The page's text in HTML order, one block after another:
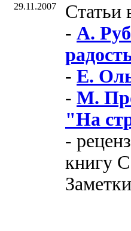
29.11.2007 Cтатьи
- А.
- Е.
- М.
"На
-
книгу